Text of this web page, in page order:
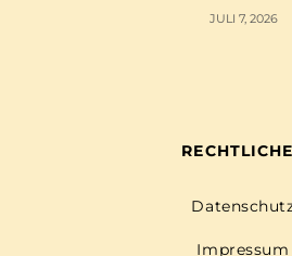
JULI 7, 2026
Impressum